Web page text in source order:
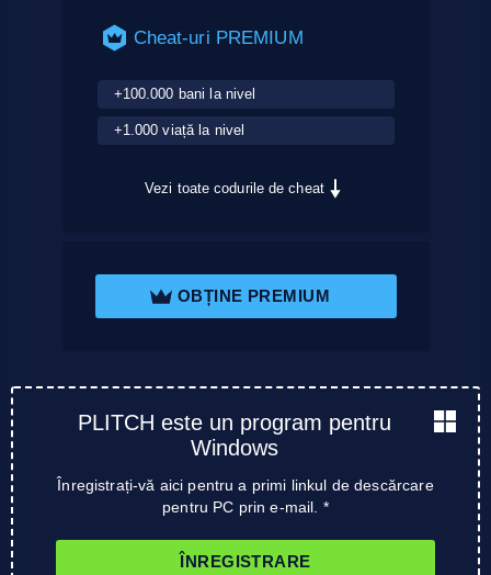
Cheat-uri PREMIUM
+100.000 bani la nivel
+1.000 viață la nivel
Vezi toate codurile de cheat
OBȚINE PREMIUM
PLITCH este un program pentru
Windows
Înregistrați-vă aici pentru a primi linkul de descărcare
pentru PC prin e-mail. *
ÎNREGISTRARE